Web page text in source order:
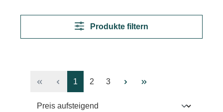
Produkte filtern
Seite
1 Seite
2 Seite
3